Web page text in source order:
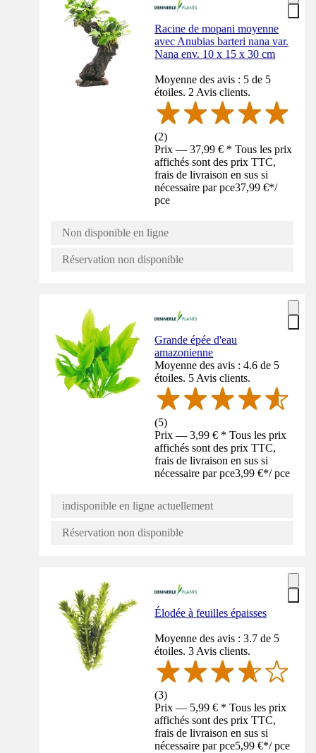
Racine de mopani moyenne
avec Anubias barteri nana var.
Nana env. 10 x 15 x 30 cm
Moyenne des avis : 5 de 5
étoiles. 2 Avis clients.
(2)
Prix — 37,99 € * Tous les prix
affichés sont des prix TTC,
frais de livraison en sus si
nécessaire par pce37,99 €*/
pce
Non disponible en ligne
Réservation non disponible
Grande épée d'eau
amazonienne
Moyenne des avis : 4.6 de 5
étoiles. 5 Avis clients.
(5)
Prix — 3,99 € * Tous les prix
affichés sont des prix TTC,
frais de livraison en sus si
nécessaire par pce3,99 €*/ pce
indisponible en ligne actuellement
Réservation non disponible
Élodée à feuilles épaisses
Moyenne des avis : 3.7 de 5
étoiles. 3 Avis clients.
(3)
Prix — 5,99 € * Tous les prix
affichés sont des prix TTC,
frais de livraison en sus si
nécessaire par pce5,99 €*/ pce